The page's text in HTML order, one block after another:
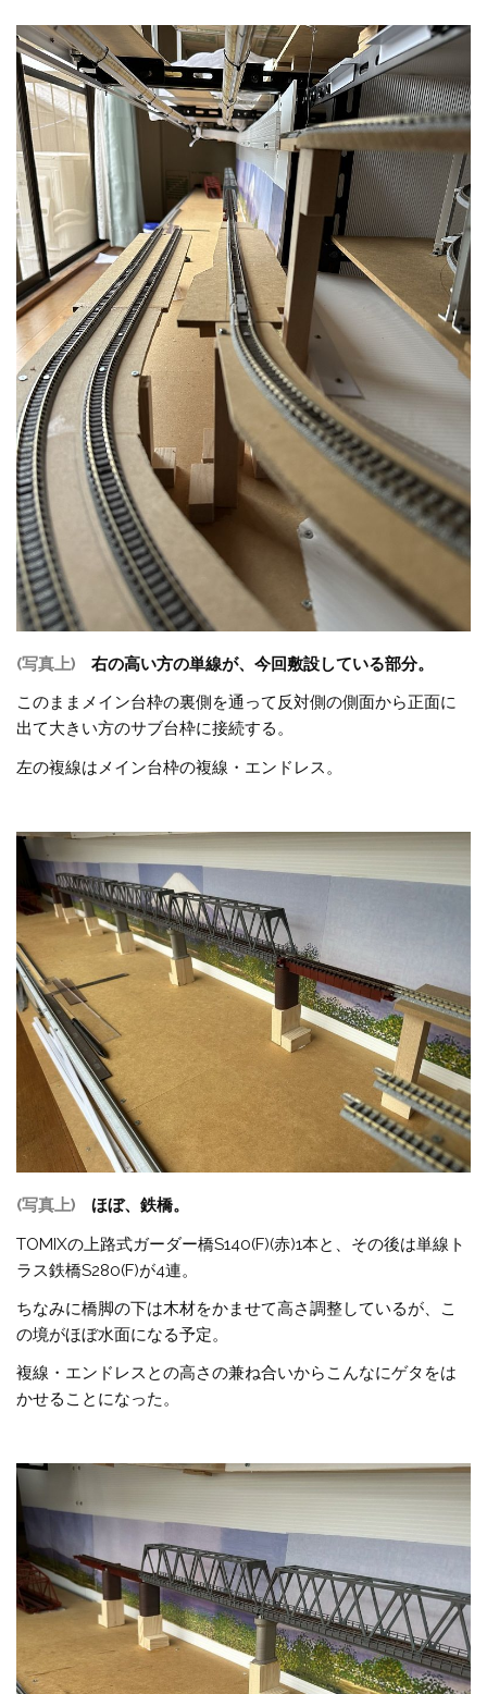
(写真上)
右の高い方の単線が、今回敷設している部分。
このままメイン台枠の裏側を通って反対側の側面から正面に
出て大きい方のサブ台枠に接続する。
左の複線はメイン台枠の複線・エンドレス。
(写真上)
ほぼ、鉄橋。
TOMIXの上路式ガーダー橋S140(F)(赤)1本と、その後は単線ト
ラス鉄橋S280(F)が4連。
ちなみに橋脚の下は木材をかませて高さ調整しているが、こ
の境がほぼ水面になる予定。
複線・エンドレスとの高さの兼ね合いからこんなにゲタをは
かせることになった。